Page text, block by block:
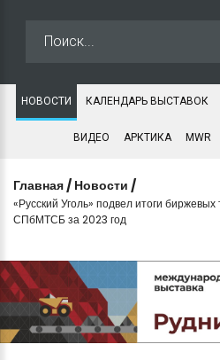
НОВОСТИ КАЛЕНДАРЬ ВЫСТАВОК
ВИДЕО АРКТИКА MWR
Главная / Новости /
«Русский Уголь» подвел итоги биржевых
СПбМТСБ за 2023 год